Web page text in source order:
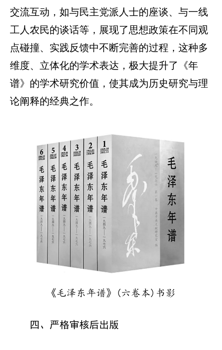
交流互动，如与民主党派人士的座谈、与一线
工人农民的谈话等，展现了思想政策在不同观
点碰撞、实践反馈中不断完善的过程，这种多
维度、立体化的学术表达，极大提升了《年
谱》的学术研究价值，使其成为历史研究与理
论阐释的经典之作。
《毛泽东年谱》(六卷本)书影
四、严格审核后出版